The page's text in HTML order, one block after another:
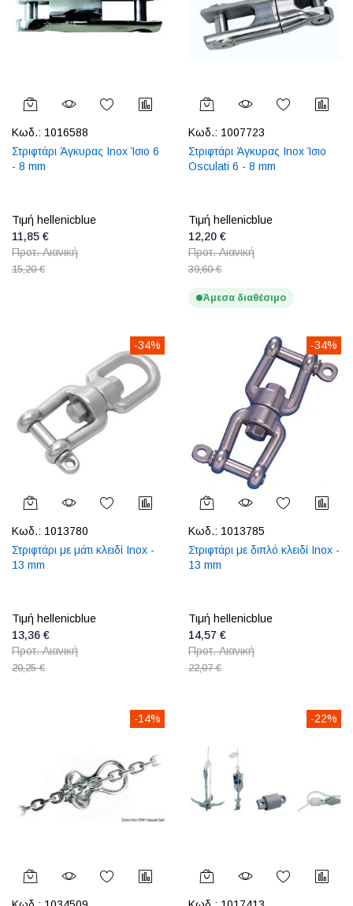
Κωδ.: 1016588
Στριφτάρι Άγκυρας Inox Ίσιο 6
- 8 mm
Τιμή hellenicblue
11,85 €
Προτ. Λιανική
15,20 €
Κωδ.: 1007723
Στριφτάρι Άγκυρας Inox Ίσιο
Osculati 6 - 8 mm
Τιμή hellenicblue
12,20 €
Προτ. Λιανική
39,60 €
Άμεσα διαθέσιμο
-34%
Κωδ.: 1013780
Στριφτάρι με μάτι κλειδί Inox -
13 mm
Τιμή hellenicblue
13,36 €
Προτ. Λιανική
20,25 €
-34%
Κωδ.: 1013785
Στριφτάρι με διπλό κλειδί Inox -
13 mm
Τιμή hellenicblue
14,57 €
Προτ. Λιανική
22,07 €
-14% -22%